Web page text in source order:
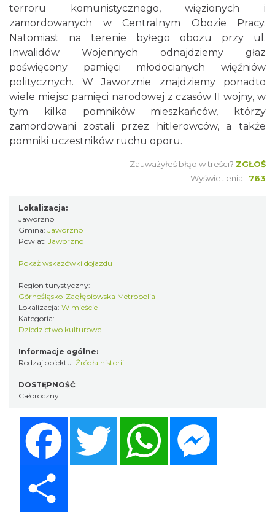
terroru komunistycznego, więzionych i
zamordowanych w Centralnym Obozie Pracy.
Natomiast na terenie byłego obozu przy ul.
Inwalidów Wojennych odnajdziemy głaz
poświęcony pamięci młodocianych więźniów
politycznych. W Jaworznie znajdziemy ponadto
wiele miejsc pamięci narodowej z czasów II wojny, w
tym kilka pomników mieszkańców, którzy
zamordowani zostali przez hitlerowców, a także
pomniki uczestników ruchu oporu.
Zauważyłeś błąd w treści? ZGŁOŚ
Wyświetlenia: 763
Lokalizacja:
Jaworzno
Gmina: Jaworzno
Powiat: Jaworzno
Pokaż wskazówki dojazdu
Region turystyczny:
Górnośląsko-Zagłębiowska Metropolia
Lokalizacja: W mieście
Kategoria:
Dziedzictwo kulturowe
Informacje ogólne:
Rodzaj obiektu: Źródła historii
DOSTĘPNOŚĆ
Całoroczny
Twitter WhatsApp